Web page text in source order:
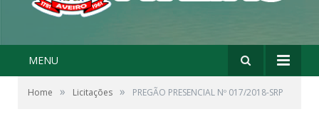
MENU
Home » Licitações » PREGÃO PRESENCIAL Nº 017/2018-SRP